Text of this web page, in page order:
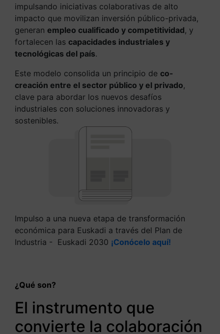
impulsando iniciativas colaborativas de alto
impacto que movilizan inversión público-privada,
generan empleo cualificado y competitividad, y
fortalecen las capacidades industriales y
tecnológicas del país.
Este modelo consolida un principio de co-
creación entre el sector público y el privado,
clave para abordar los nuevos desafíos
industriales con soluciones innovadoras y
sostenibles.
Impulso a una nueva etapa de transformación
económica para Euskadi a través del Plan de
Industria - Euskadi 2030 ¡Conócelo aquí!
¿Qué son?
El instrumento que
convierte la colaboración